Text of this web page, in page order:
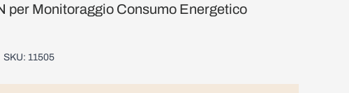
per Monitoraggio Consumo Energetico
SKU: 11505